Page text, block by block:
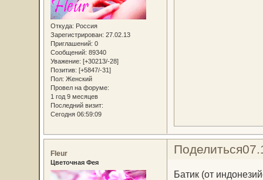
Откуда: Россия
Зарегистрирован: 27.02.13
Приглашений: 0
Сообщений: 89340
Уважение: [+30213/-28]
Позитив: [+5847/-31]
Пол: Женский
Провел на форуме:
1 год 9 месяцев
Последний визит:
Сегодня 06:59:09
Поделиться
Fleur
Цветочная Фея
Батик (от